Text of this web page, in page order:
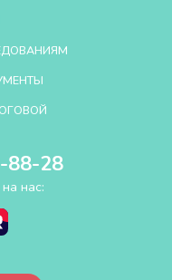
88-28
нас: